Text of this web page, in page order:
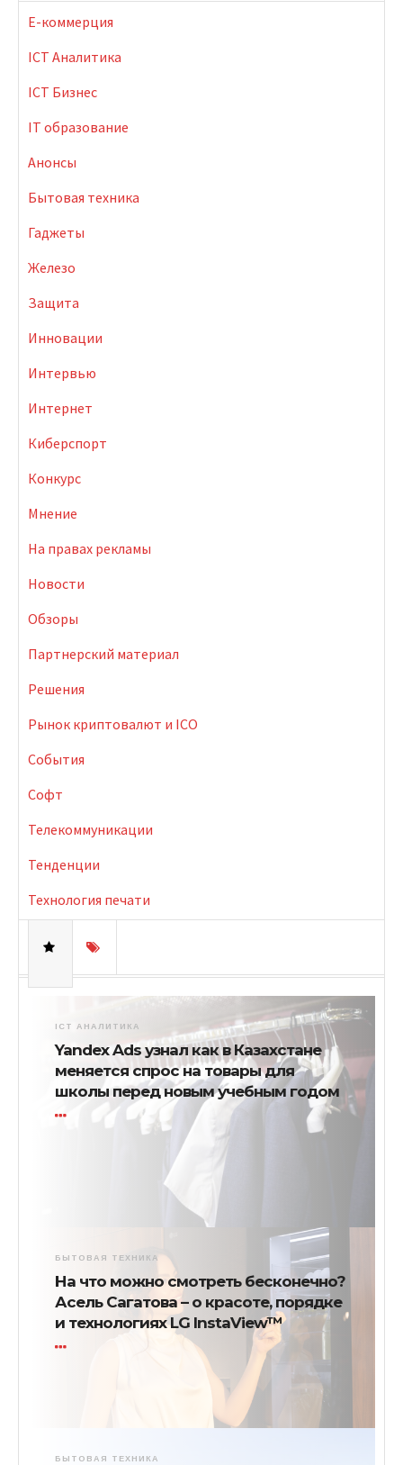
E-коммерция
ICT Аналитика
ICT Бизнес
IT образование
Анонсы
Бытовая техника
Гаджеты
Железо
Защита
Инновации
Интервью
Интернет
Киберспорт
Конкурс
Мнение
На правах рекламы
Новости
Обзоры
Партнерский материал
Решения
Рынок криптовалют и ICO
События
Софт
Телекоммуникации
Тенденции
Технология печати
ICT АНАЛИТИКА
Yandex Ads узнал как в Казахстане
меняется спрос на товары для
школы перед новым учебным годом
БЫТОВАЯ ТЕХНИКА
На что можно смотреть бесконечно?
Асель Сагатова – о красоте, порядке
и технологиях LG InstaView™
БЫТОВАЯ ТЕХНИКА